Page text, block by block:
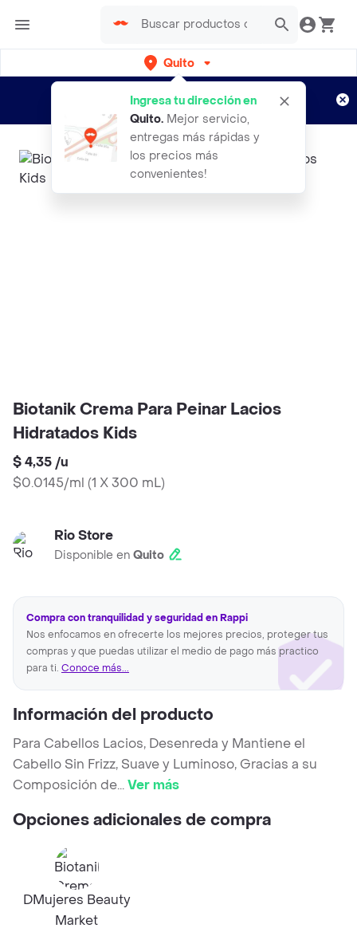
Quito
Ingresa tu dirección en
Quito. Mejor servicio,
entregas más rápidas y
los precios más
convenientes!
envíos gratis por semanas
Aplican TyC
Biotanik Crema Para Peinar Lacios
Hidratados Kids
$ 4,35 /u
$0.0145/ml (1 X 300 mL)
Rio Store
Disponible en Quito
Compra con tranquilidad y seguridad en Rappi
Nos enfocamos en ofrecerte los mejores precios, proteger tus
compras y que puedas utilizar el medio de pago más practico
para ti. Conoce más...
Información del producto
Para Cabellos Lacios, Desenreda y Mantiene el
Cabello Sin Frizz, Suave y Luminoso, Gracias a su
Composición de...Ver más
Opciones adicionales de compra
DMujeres Beauty
Market